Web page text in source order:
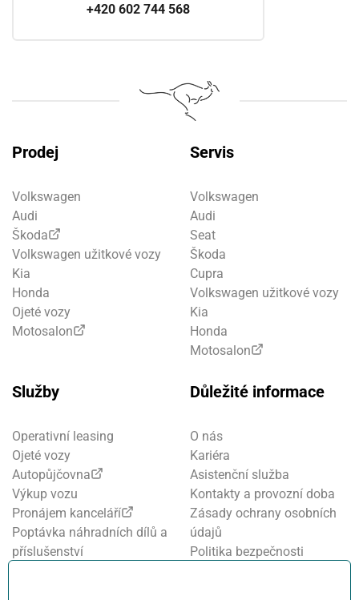
+420 602 744 568
Prodej
Volkswagen
Audi
Škoda
Volkswagen užitkové vozy
Kia
Honda
Ojeté vozy
Motosalon
Servis
Volkswagen
Audi
Seat
Škoda
Cupra
Volkswagen užitkové vozy
Kia
Honda
Motosalon
Služby
Operativní leasing
Ojeté vozy
Autopůjčovna
Výkup vozu
Pronájem kanceláří
Poptávka náhradních dílů a
příslušenství
Důležité informace
O nás
Kariéra
Asistenční služba
Kontakty a provozní doba
Zásady ochrany osobních
údajů
Politika bezpečnosti